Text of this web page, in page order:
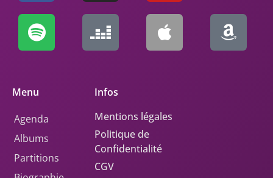
Menu
Agenda
Albums
Partitions
Infos
Mentions légales
Politique de
Confidentialité
CGV